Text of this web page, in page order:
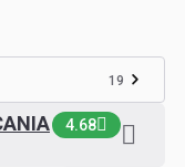
19
4.68